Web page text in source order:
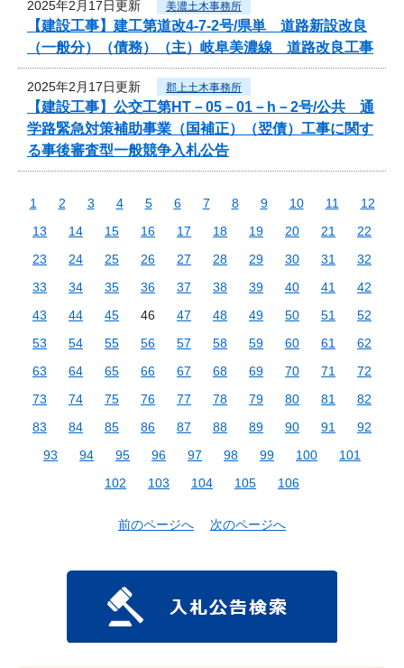
2025年2月17日更新 美濃土木事務所
【建設工事】建工第道改4-7-2号/県単 道路新設改良
（一般分）（債務）（主）岐阜美濃線 道路改良工事
2025年2月17日更新 郡上土木事務所
【建設工事】公交工第HT－05－01－h－2号/公共 通
学路緊急対策補助事業（国補正）（翌債）工事に関す
る事後審査型一般競争入札公告
1 2 3 4 5 6 7 8 9 10 11
12
13
14 15 16 17 18 19 20 21
22
23
24 25 26 27 28 29 30 31
32
33
34 35 36 37 38 39 40 41
42
43
44 45 46 47 48 49 50 51
52
53
54 55 56 57 58 59 60 61
62
63
64 65 66 67 68 69 70 71
72
73
74 75 76 77 78 79 80 81
82
83
84 85 86 87 88 89 90 91
92
93
94 95 96 97 98 99 100
101
102
103 104 105 106
前のページへ 次のページへ